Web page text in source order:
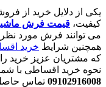
یکی از دلایل خرید از
کیفیت، قیمت فرش
می توانند فرش مورد نظر
همچنین شرایط خرید
که مشتریان عزیز خرید
نحوه خرید اقساطی با
09102916008 تماس